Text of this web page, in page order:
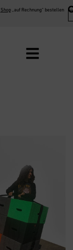
Shop„auf Rechnung“ bestellen